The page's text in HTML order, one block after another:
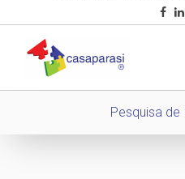
Pesquisa